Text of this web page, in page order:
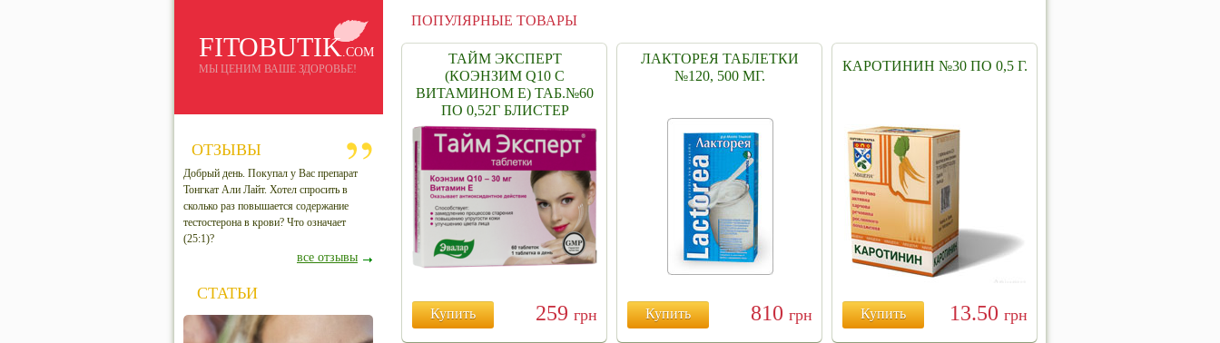
ПОПУЛЯРНЫЕ ТОВАРЫ
ТАЙМ ЭКСПЕРТ
(КОЭНЗИМ Q10 С
ВИТАМИНОМ Е) ТАБ.№60
ПО 0,52Г БЛИСТЕР
Купить 259 грн
ЛАКТОРЕЯ ТАБЛЕТКИ
№120, 500 МГ.
Купить 810 грн
КАРОТИНИН №30 ПО 0,5 Г.
Купить 13.50 грн
FITOBUTIK.COM
МЫ ЦЕНИМ ВАШЕ ЗДОРОВЬЕ!
ОТЗЫВЫ
Добрый день. Покупал у Вас препарат
Тонгкат Али Лайт. Хотел спросить в
сколько раз повышается содержание
тестостерона в крови? Что означает
(25:1)?
все отзывы
СТАТЬИ